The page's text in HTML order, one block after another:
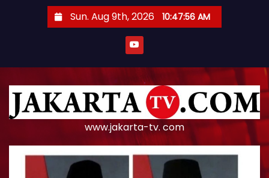
Sun. Aug 9th, 2026 10:47:57 AM
www.jakarta-tv. com